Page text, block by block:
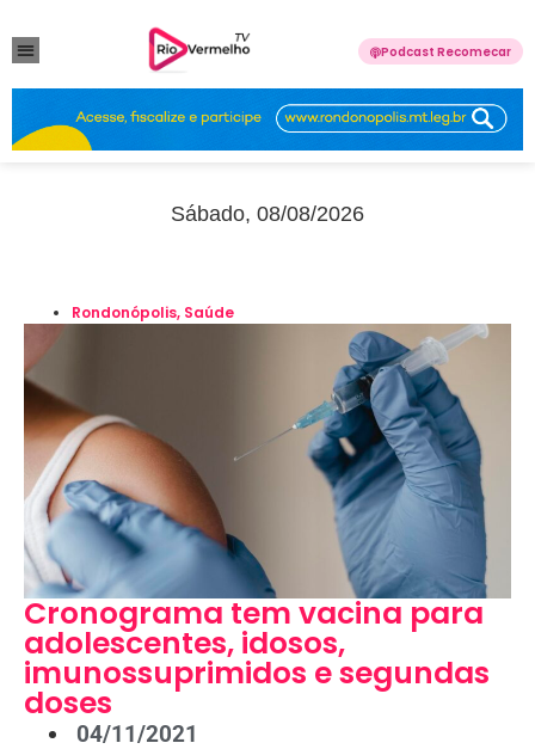
Podcast Recomecar
Sábado, 08/08/2026
Rondonópolis, Saúde
Cronograma tem vacina para
adolescentes, idosos,
imunossuprimidos e segundas
doses
04/11/2021